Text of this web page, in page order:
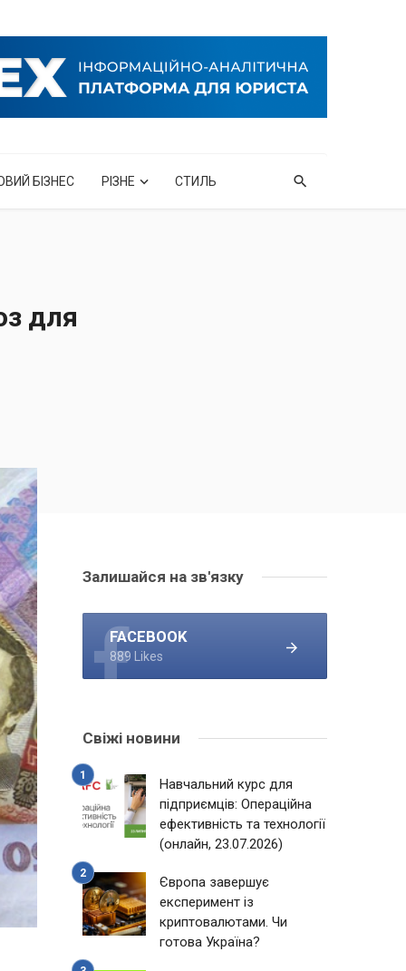
БІЗНЕС РІЗНЕ СТИЛЬ
для
Залишайся на зв'язку
FACEBOOK
889 Likes
Свіжі новини
Навчальний курс для
підприємців: Операційна
ефективність та технології
(онлайн, 23.07.2026)
Європа завершує
експеримент із
криптовалютами. Чи
готова Україна?